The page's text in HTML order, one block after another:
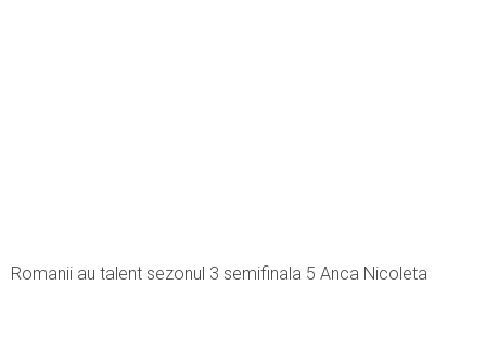
Romanii au talent sezonul 3 semifinala 5 Anca Nicoleta